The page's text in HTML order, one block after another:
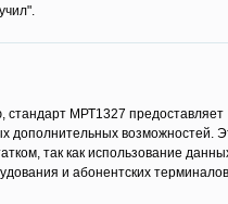
МРТ1327 предоставляет
дополнительных возможностей.
так как использование
и абонентских